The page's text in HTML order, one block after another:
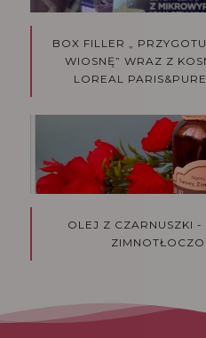
BOX FILLER „
WIOSNĘ” WRAZ Z
LOREAL
OLEJ Z CZARNUSZKI -